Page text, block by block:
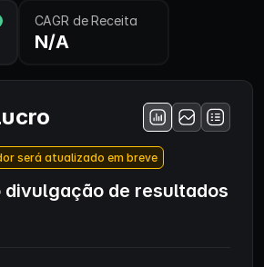
CAGR de Receita
N/A
será atualizado em breve
divulgação de resultados